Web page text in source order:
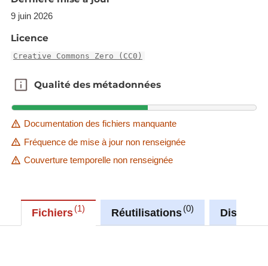
https://rod.eionet.europa.eu/obligations/32
catalog.inspire.geoportail.lu.
9 juin 2026
Licence
Creative Commons Zero (CC0)
Qualité des métadonnées
Qualité des métadonnées
Documentation des fichiers manquante
Fréquence de mise à jour non renseignée
Couverture temporelle non renseignée
Fichiers 1 Réutilisations 0